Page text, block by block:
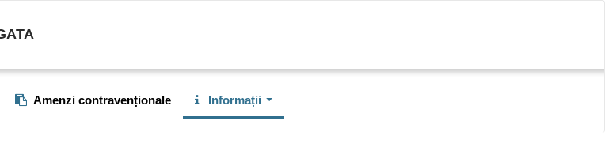
Amenzi contravenționale Informații